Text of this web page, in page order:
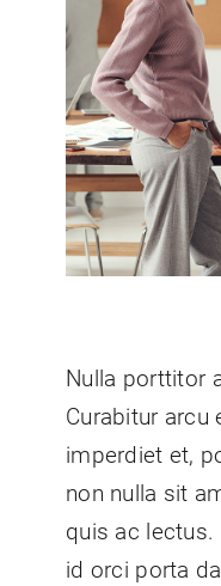
Nulla porttitor
Curabitur arcu
imperdiet et,
non nulla sit
quis ac lectus.
id orci porta